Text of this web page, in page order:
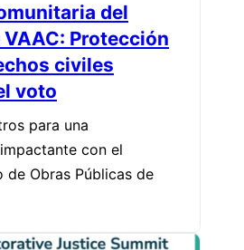
del
Protección
civiles
voto
para una
con el
de Obras Públicas de